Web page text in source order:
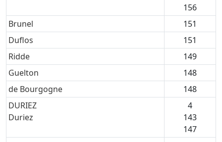
156
Brunel
151
Duflos
151
Ridde
149
Guelton
148
de Bourgogne
148
DURIEZ
Duriez
4
143
147